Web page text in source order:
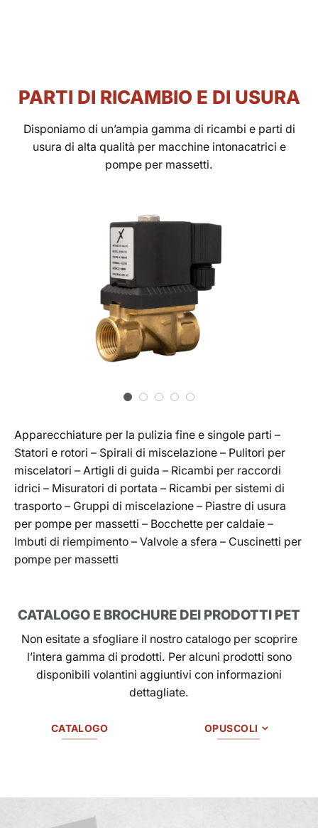
PARTI DI RICAMBIO E DI USURA
Disponiamo di un’ampia gamma di ricambi e parti di
usura di alta qualità per macchine intonacatrici e
pompe per massetti.
Apparecchiature per la pulizia fine e singole parti –
Statori e rotori – Spirali di miscelazione – Pulitori per
miscelatori – Artigli di guida – Ricambi per raccordi
idrici – Misuratori di portata – Ricambi per sistemi di
trasporto – Gruppi di miscelazione – Piastre di usura
per pompe per massetti – Bocchette per caldaie –
Imbuti di riempimento – Valvole a sfera – Cuscinetti per
pompe per massetti
CATALOGO E BROCHURE DEI PRODOTTI PET
Non esitate a sfogliare il nostro catalogo per scoprire
l’intera gamma di prodotti. Per alcuni prodotti sono
disponibili volantini aggiuntivi con informazioni
dettagliate.
CATALOGO OPUSCOLI